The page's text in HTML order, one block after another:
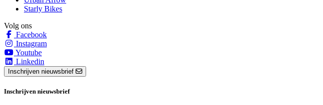
Starly Bikes
Volg ons
Facebook
Instagram
Youtube
Linkedin
Inschrijven nieuwsbrief
Inschrijven nieuwsbrief